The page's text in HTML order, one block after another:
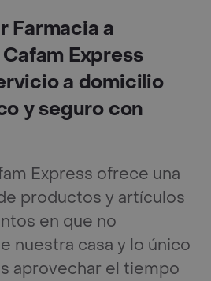
Farmacia a
Express
a domicilio
y seguro con
Express ofrece una
productos y artículos
en que no
nuestra casa y lo único
aprovechar el tiempo